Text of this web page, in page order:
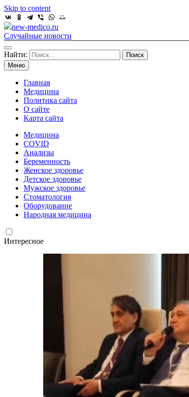
Skip to content
new-medico.ru
Случайные новости
Найти:
Меню
Главная
Медицина
Политика сайта
О сайте
Карта сайта
Медицина
COVID
Анализы
Беременность
Женское здоровье
Детское здоровье
Мужское здоровье
Стоматология
Оборудование
Народная медицина
Интересное